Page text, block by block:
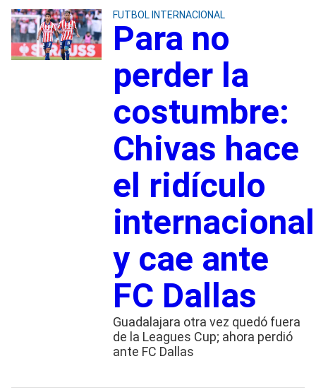
FUTBOL INTERNACIONAL
Para no
perder la
costumbre:
Chivas hace
el ridículo
internacional
y cae ante
FC Dallas
Guadalajara otra vez quedó fuera
de la Leagues Cup; ahora perdió
ante FC Dallas